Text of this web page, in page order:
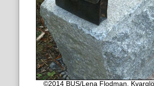
©2014 BUS/Lena Flodman,